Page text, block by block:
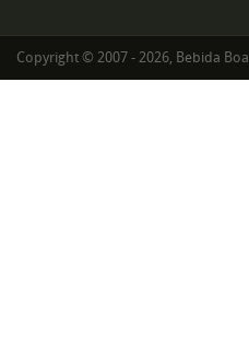
Copyright © 2007 - 2026, Bebida Boa